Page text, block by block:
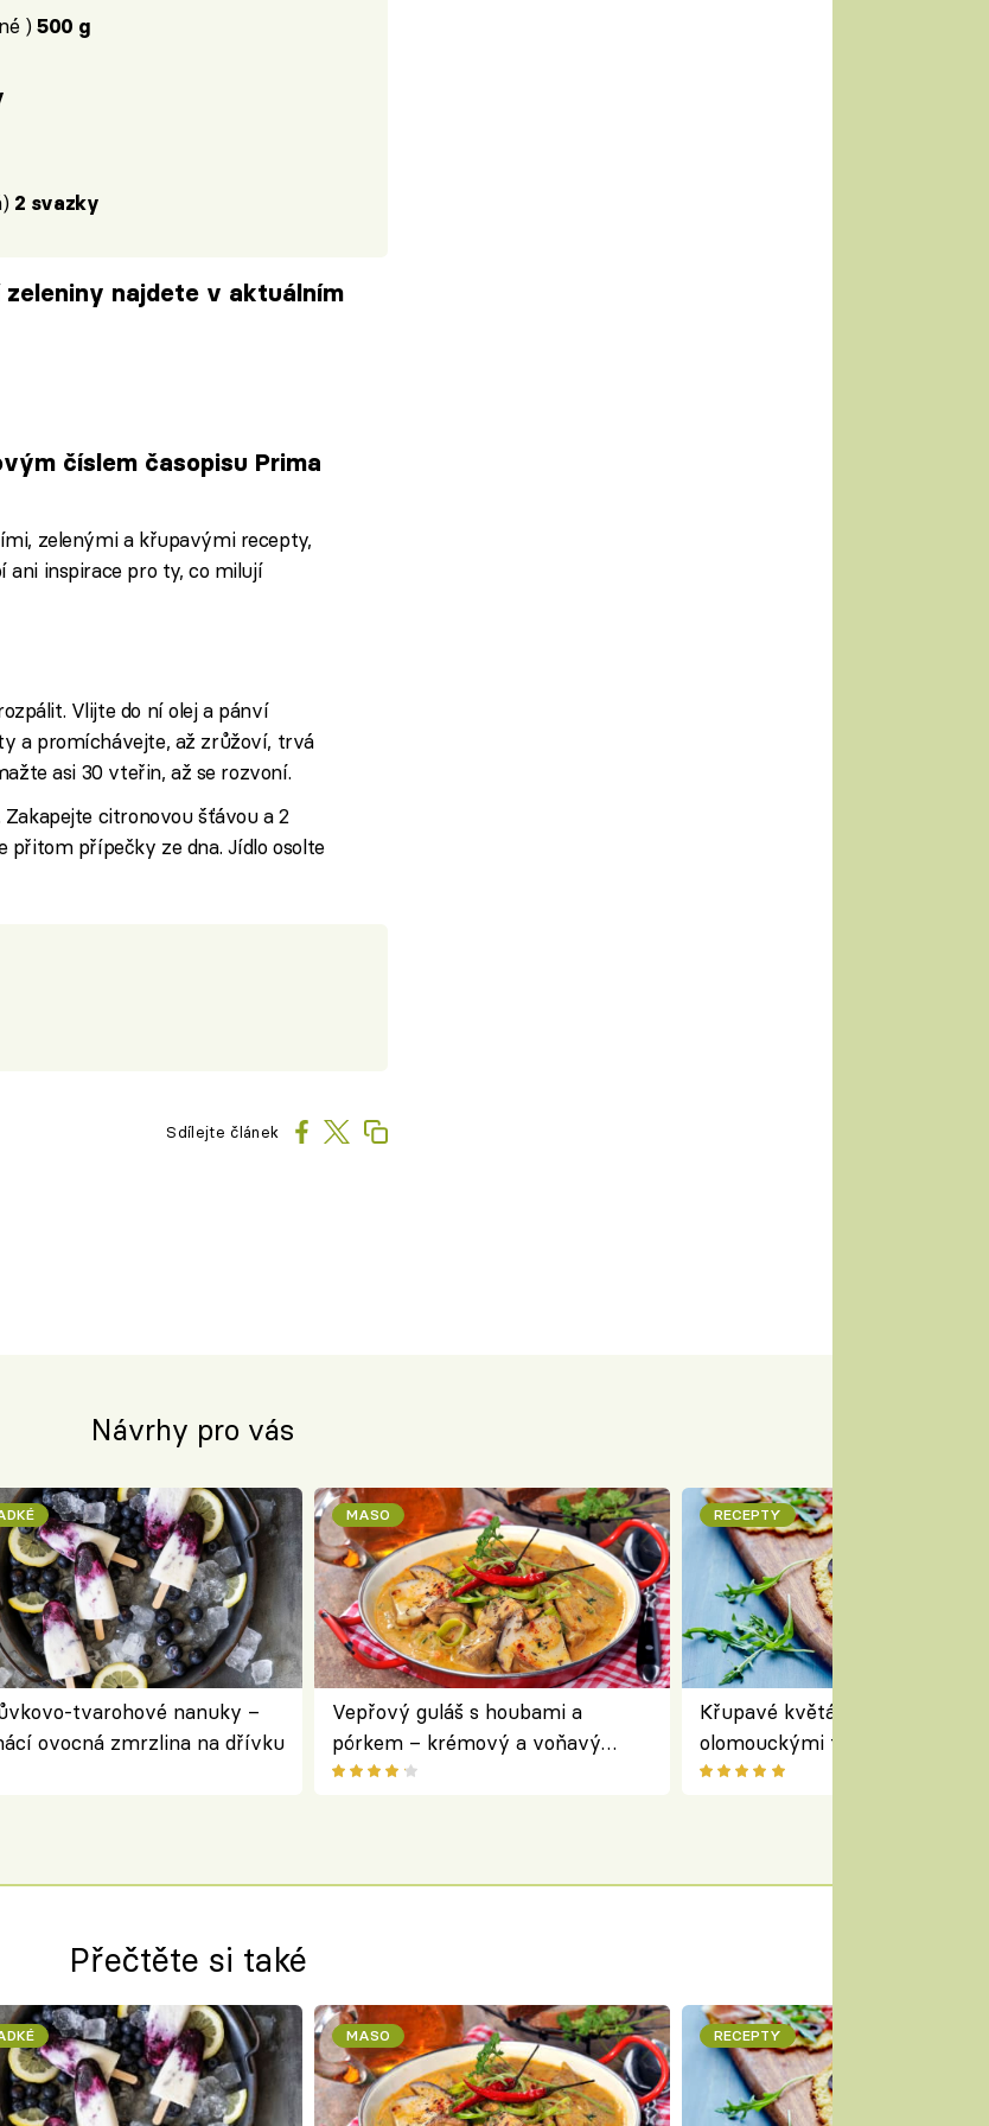
)500 g
2 svazky
najdete v aktuálním
číslem časopisu Prima
zelenými a křupavými recepty,
ani inspirace pro ty, co milují
Vlijte do ní olej a pánví
a promíchávejte, až zrůžoví, trvá
asi 30 vteřin, až se rozvoní.
citronovou šťávou a 2
přitom přípečky ze dna. Jídlo osolte
Sdílejte článek
Návrhy pro vás
tvarohové nanuky –
ovocná zmrzlina na dřívku
MASO
Vepřový guláš s houbami a
pórkem – krémový a voňavý
pokrm z jednoho hrnce
RECEPTY
Křupavé květákové minipizzy
olomouckými tvarůžky:
bezlepkový oběd s typicky
Přečtěte si také
MASO RECEPTY